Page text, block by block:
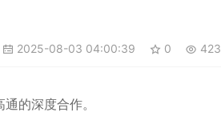
2025-08-03 04:00:39 0 423
通的深度合作。